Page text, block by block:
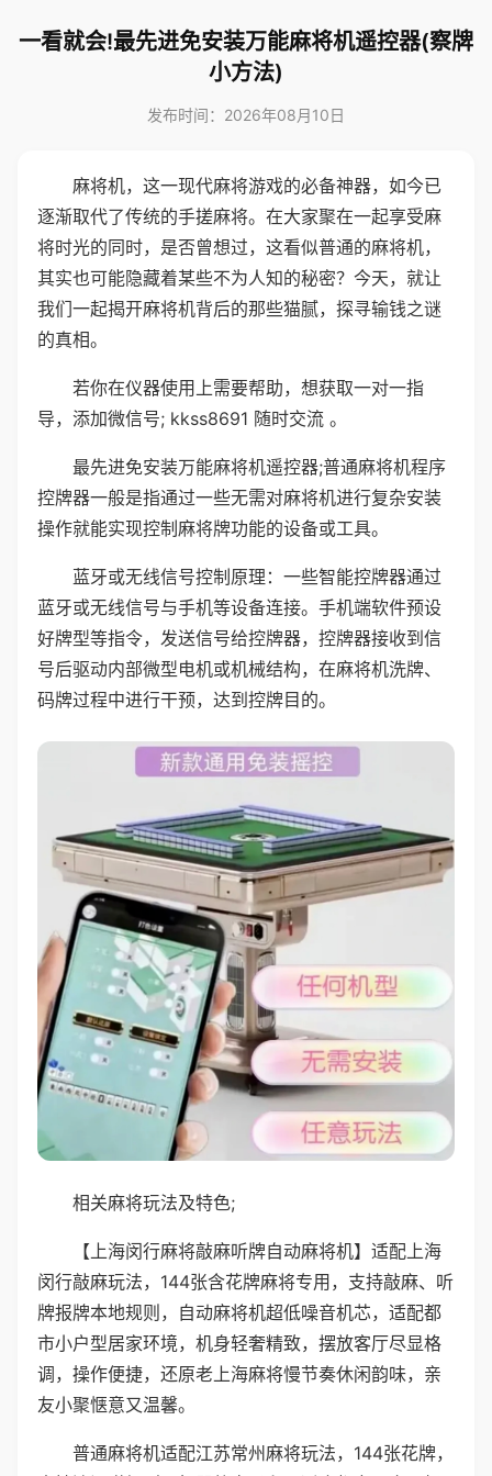
一看就会!最先进免安装万能麻将机遥控器(察牌
小方法)
发布时间：2026年08月10日
麻将机，这一现代麻将游戏的必备神器，如今已
逐渐取代了传统的手搓麻将。在大家聚在一起享受麻
将时光的同时，是否曾想过，这看似普通的麻将机，
其实也可能隐藏着某些不为人知的秘密？今天，就让
我们一起揭开麻将机背后的那些猫腻，探寻输钱之谜
的真相。
若你在仪器使用上需要帮助，想获取一对一指
导，添加微信号; kkss8691 随时交流 。
最先进免安装万能麻将机遥控器;普通麻将机程序
控牌器一般是指通过一些无需对麻将机进行复杂安装
操作就能实现控制麻将牌功能的设备或工具。
蓝牙或无线信号控制原理：一些智能控牌器通过
蓝牙或无线信号与手机等设备连接。手机端软件预设
好牌型等指令，发送信号给控牌器，控牌器接收到信
号后驱动内部微型电机或机械结构，在麻将机洗牌、
码牌过程中进行干预，达到控牌目的。
相关麻将玩法及特色;
【上海闵行麻将敲麻听牌自动麻将机】适配上海
闵行敲麻玩法，144张含花牌麻将专用，支持敲麻、听
牌报牌本地规则，自动麻将机超低噪音机芯，适配都
市小户型居家环境，机身轻奢精致，摆放客厅尽显格
调，操作便捷，还原老上海麻将慢节奏休闲韵味，亲
友小聚惬意又温馨。
普通麻将机适配江苏常州麻将玩法，144张花牌，